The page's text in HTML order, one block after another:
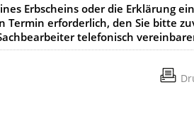
Erbscheins oder die Erklärung
Termin erforderlich, den Sie bitte
telefonisch